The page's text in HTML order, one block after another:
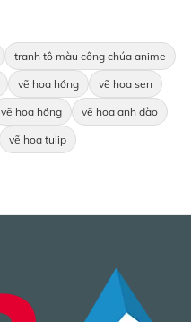
tranh tô màu công chúa anime
vẽ hoa hồng vẽ hoa sen
vẽ hoa hồng vẽ hoa anh đào
vẽ hoa tulip